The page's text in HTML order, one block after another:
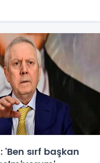
'Ben sırf başkan